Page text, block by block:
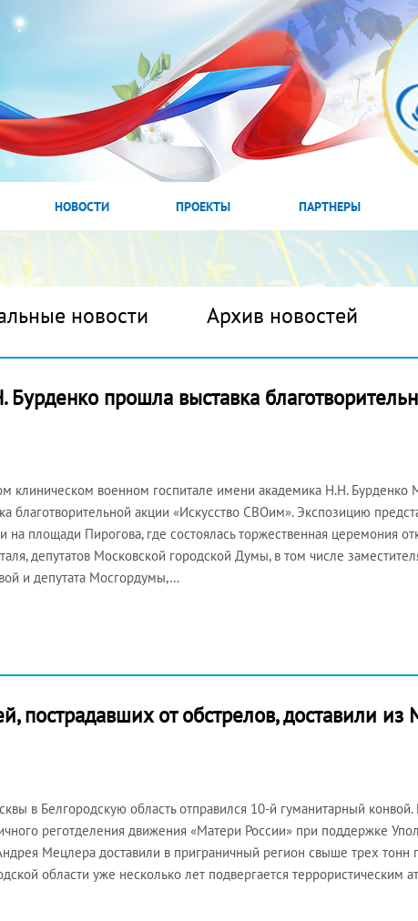
НОВОСТИ ПРОЕКТЫ ПАРТНЕРЫ
новости Архив новостей
прошла выставка
клиническом военном госпитале имени академика Н.Н. Бурденко
благотворительной акции «Искусство СВОим». Экспозицию
на площади Пирогова, где состоялась торжественная церемония
депутатов Московской городской Думы, в том числе
и депутата Мосгордумы,…
пострадавших от обстрелов, доставили из
в Белгородскую область отправился 10-й гуманитарный
реготделения движения «Матери России» при поддержке
Мецлера доставили в приграничный регион свыше трех тонн
области уже несколько лет подвергается террористическим